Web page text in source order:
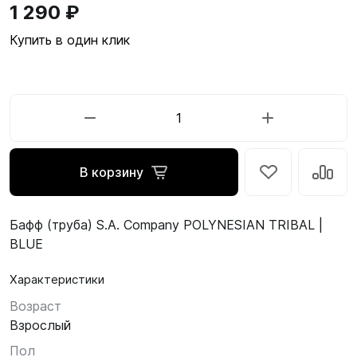
1 290 ₽
Купить в один клик
В корзину
Бафф (труба) S.A. Company POLYNESIAN TRIBAL |
BLUE
Характеристики
Возраст
Взрослый
Пол